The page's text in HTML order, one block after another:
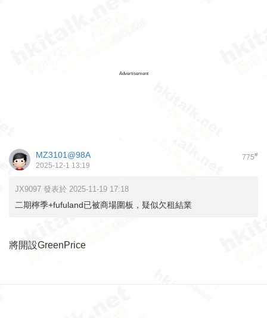
Advertisement
775#
MZ3101@98A
2025-12-1 13:19
JX9097 發表於 2025-11-19 17:18
二期檸季+fufuland已被商場圍板，疑似欠租結業
將開設GreenPrice